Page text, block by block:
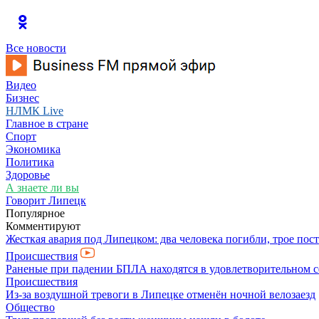
Все новости
Видео
Бизнес
НЛМК Live
Главное в стране
Спорт
Экономика
Политика
Здоровье
А знаете ли вы
Говорит Липецк
Популярное
Комментируют
Жесткая авария под Липецком: два человека погибли, трое
Происшествия
Раненые при падении БПЛА находятся в удовлетворительном
Происшествия
Из-за воздушной тревоги в Липецке отменён ночной велозаезд
Общество